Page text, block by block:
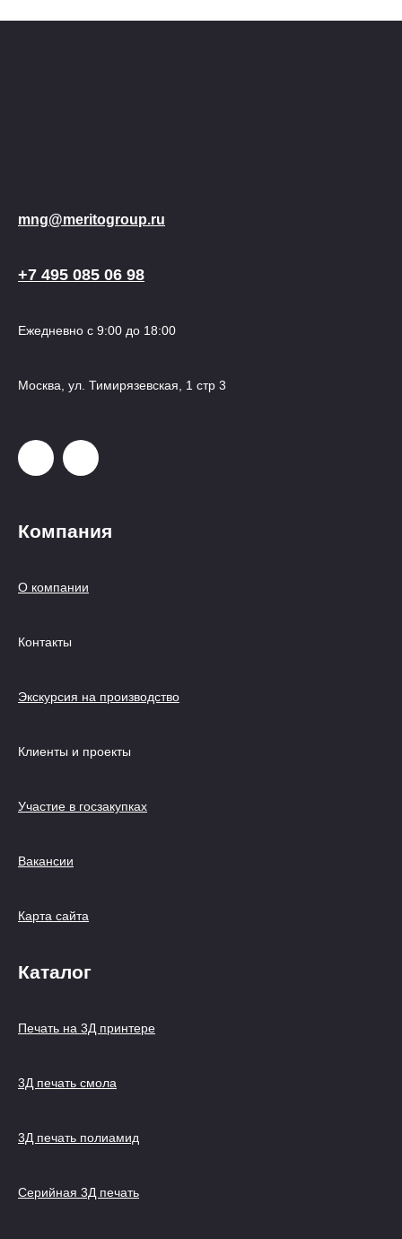
mng@meritogroup.ru
+7 495 085 06 98
Ежедневно с 9:00 до 18:00
Москва, ул. Тимирязевская, 1 стр 3
Компания
О компании
Контакты
Экскурсия на производство
Клиенты и проекты
Участие в госзакупках
Вакансии
Карта сайта
Каталог
Печать на 3Д принтере
3Д печать смола
3Д печать полиамид
Серийная 3Д печать